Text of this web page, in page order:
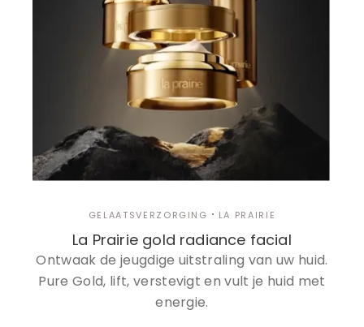
GELAATSVERZORGING LA PRAIRIE
La Prairie gold radiance facial
Ontwaak de jeugdige uitstraling van uw huid.
Pure Gold, lift, verstevigt en vult je huid met
energie.